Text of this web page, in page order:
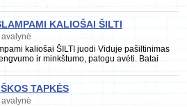
KALIOŠAI ŠILTI
avalynė
kaliošai ŠILTI juodi Viduje pašiltinimas
ir minkštumo, patogu avėti. Batai
TAPKĖS
avalynė